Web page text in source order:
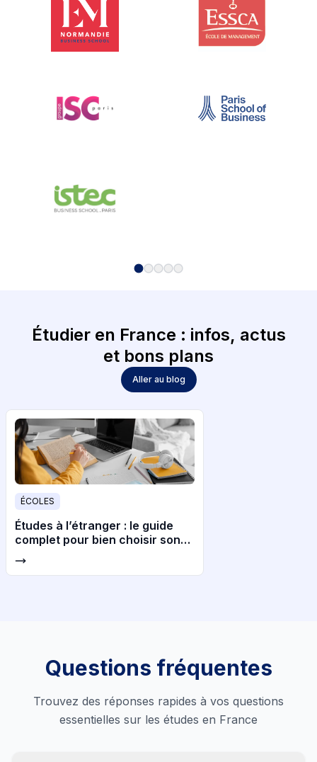
Étudier en France : infos, actus
et bons plans
Aller au blog
ÉCOLES
Études à l’étranger : le guide
complet pour bien choisir son
Questions fréquentes
Trouvez des réponses rapides à vos questions
essentielles sur les études en France